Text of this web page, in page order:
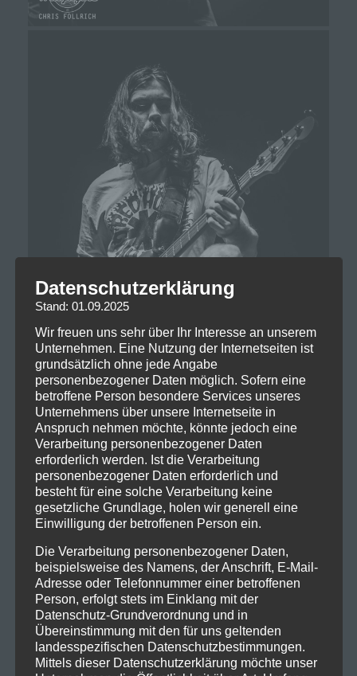
Datenschutzerklärung
Stand: 01.09.2025
Wir freuen uns sehr über Ihr Interesse an unserem
Unternehmen. Eine Nutzung der Internetseiten ist
grundsätzlich ohne jede Angabe
personenbezogener Daten möglich. Sofern eine
betroffene Person besondere Services unseres
Unternehmens über unsere Internetseite in
Anspruch nehmen möchte, könnte jedoch eine
Verarbeitung personenbezogener Daten
erforderlich werden. Ist die Verarbeitung
personenbezogener Daten erforderlich und
besteht für eine solche Verarbeitung keine
gesetzliche Grundlage, holen wir generell eine
Einwilligung der betroffenen Person ein.
Die Verarbeitung personenbezogener Daten,
beispielsweise des Namens, der Anschrift, E-Mail-
Adresse oder Telefonnummer einer betroffenen
Person, erfolgt stets im Einklang mit der
Datenschutz-Grundverordnung und in
Übereinstimmung mit den für uns geltenden
landesspezifischen Datenschutzbestimmungen.
Mittels dieser Datenschutzerklärung möchte unser